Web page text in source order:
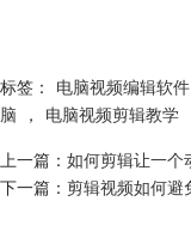
快剪辑是一款集录制、
合对短视频创作没有过
常适合刚上手的小白新手。
其缺点就是拍摄视频时只
有标清和高清两种可选
声会影其专业性更差一些
标签： 电脑视频编辑软件
脑
， 电脑视频剪辑教学
上一篇： 如何剪辑让一个
下一篇： 剪辑视频如何避